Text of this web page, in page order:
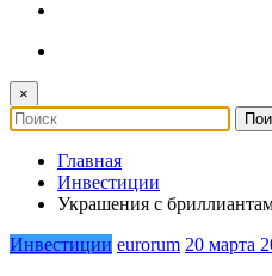
×
Главная
Инвестиции
Украшения с
Инвестиции eurorum 20 марта